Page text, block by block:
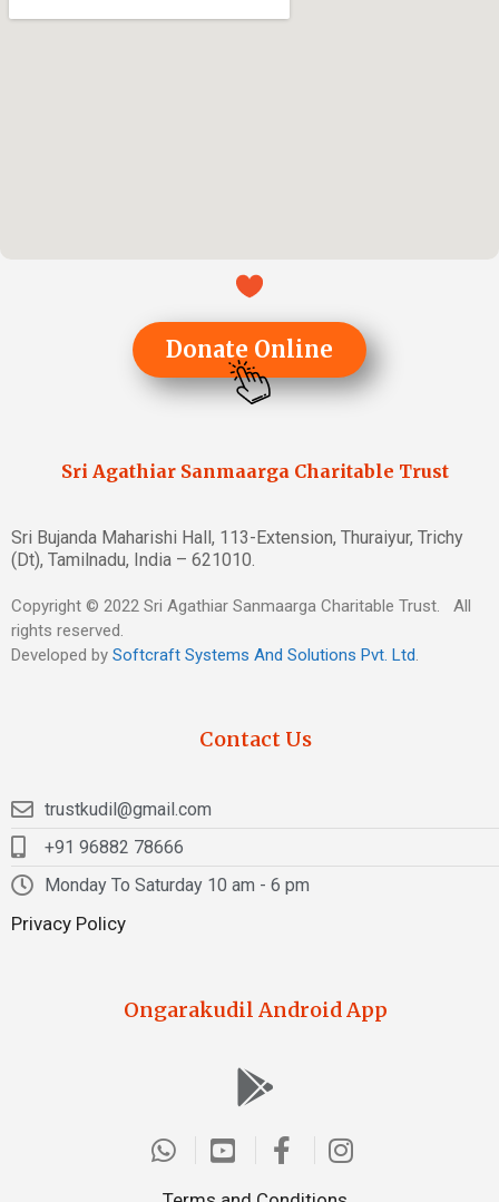
Donate Online
Sri Agathiar Sanmaarga Charitable Trust
Sri Bujanda Maharishi Hall, 113-Extension, Thuraiyur, Trichy
(Dt), Tamilnadu, India – 621010.
Copyright © 2022 Sri Agathiar Sanmaarga Charitable Trust. All
rights reserved.
Developed by Softcraft Systems And Solutions Pvt. Ltd.
Contact Us
trustkudil@gmail.com
+91 96882 78666
Monday To Saturday 10 am - 6 pm
Privacy Policy
Ongarakudil Android App